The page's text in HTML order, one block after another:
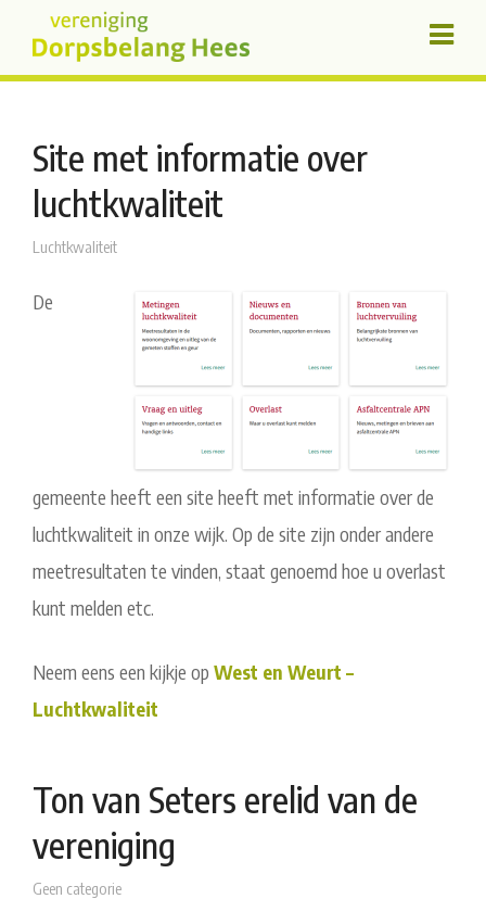
Site met informatie over
luchtkwaliteit
Luchtkwaliteit
De
gemeente heeft een site heeft met informatie over de
luchtkwaliteit in onze wijk. Op de site zijn onder andere
meetresultaten te vinden, staat genoemd hoe u overlast
kunt melden etc.
Neem eens een kijkje op West en Weurt –
Luchtkwaliteit
Ton van Seters erelid van de
vereniging
Geen categorie